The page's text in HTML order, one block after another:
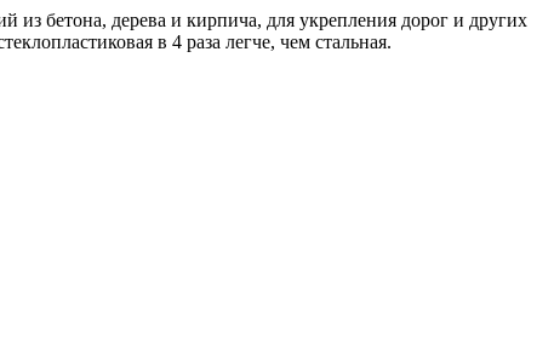
из бетона, дерева и кирпича, для укрепления дорог и других
в 4 раза легче, чем стальная.